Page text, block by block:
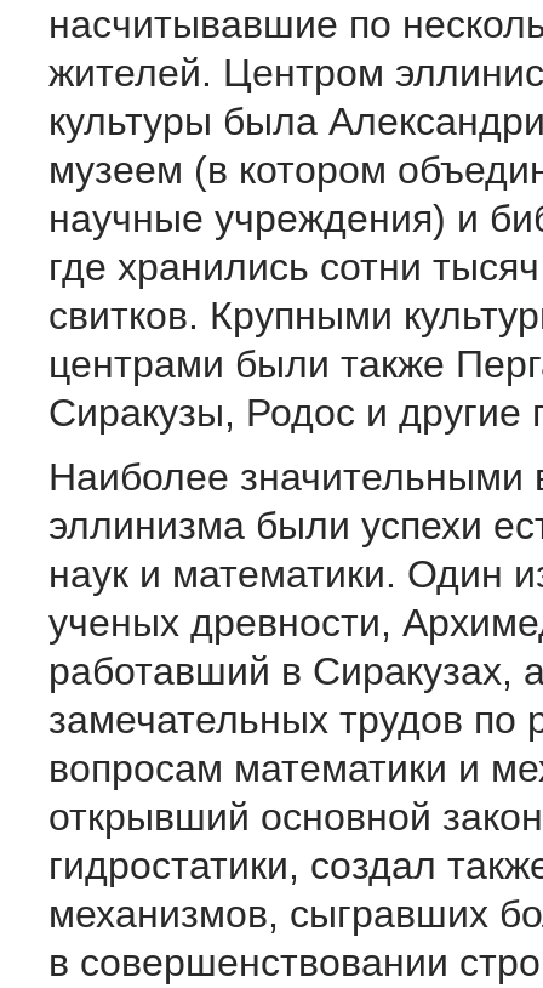
насчитывавшие по
жителей. Центром
культуры была
музеем (в котором
научные учреждения) и
где хранились сотни
свитков. Крупными
центрами были также
Сиракузы, Родос и другие
Наиболее значительными
эллинизма были успехи
наук и математики. Один
ученых древности,
работавший в Сиракузах,
замечательных трудов по
вопросам математики и
открывший основной закон
гидростатики, создал
механизмов, сыгравших
в совершенствовании